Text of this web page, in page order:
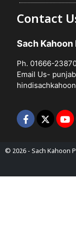
Contact
Sach Kahoon
Ph. 01666-
Email Us-
© 2026 - Sach Kahoon